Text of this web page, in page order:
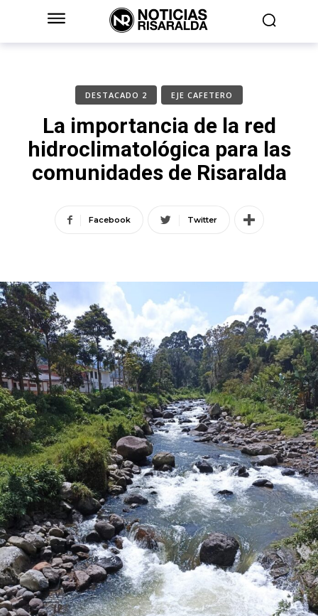
DESTACADO 2 EJE CAFETERO
La importancia de la red
hidroclimatológica para las
comunidades de Risaralda
Facebook Twitter